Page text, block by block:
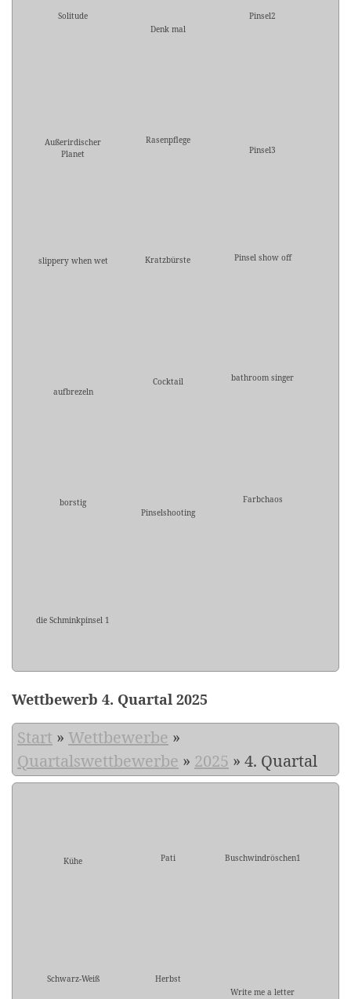
Solitude
Denk mal
Pinsel2
Außerirdischer
Planet
Rasenpflege
Pinsel3
slippery when wet Kratzbürste Pinsel show off
aufbrezeln
Cocktail bathroom singer
borstig
Pinselshooting
Farbchaos
die Schminkpinsel 1
Wettbewerb 4. Quartal 2025
Start » Wettbewerbe »
Quartalswettbewerbe » 2025 » 4. Quartal
Kühe Pati Buschwindröschen1
Schwarz-Weiß
Herbst
Write me a letter